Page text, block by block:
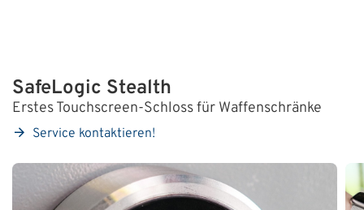
SafeLogic Stealth
Erstes Touchscreen-Schloss für Waffenschränke
Service kontaktieren!